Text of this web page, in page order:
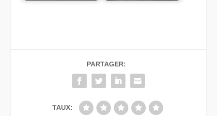
PARTAGER:
TAUX: